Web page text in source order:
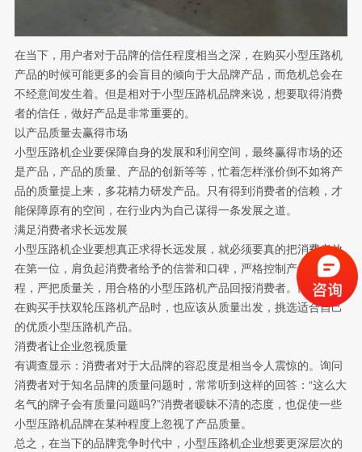
在当下，用户者对于品牌的信任程度相当之深，在购买小型压路机
产品的时候可能更多的会盲目的倾向于大品牌产品，而危机总会在
不经意间发生着。但是相对于小型压路机品牌来说，想要取得消费
者的信任，做好产品是非常重要的。
以产品质量去赢得市场
小型压路机企业要保障自身的发展和利润空间，最终赢得市场的还
是产品，产品的质量、产品的创新等等，忙着怎样涨价倒不如将产
品的质量提上来，多花精力研发产品。只有得到消费者的信赖，才
能保障原有的空间，在行业内为自己谋得一条发展之道。
满足消费者求长远发展
小型压路机企业要想真正求得长远发展，就必须要真的把消费者放
在第一位，肩负起消费者给予的信誉和口碑，严格控制产品生产过
程，严把质量关，用合格的小型压路机产品回报消费者。而消费者
在购买手扶双轮压路机产品时，也应该从质量出发，挑选适合自己
的优质小型压路机产品。
消费者让企业忽视质量
有调查显示：消费者对于大品牌的容忍度是相当令人震惊的。询问
消费者对于知名品牌的质量问题时，常常听到这样的回答：“这么大
名气的牌子会有质量问题吗?”消费者暧昧不清的态度，也促使一些
小型压路机品牌在某种程度上忽视了产品质量。
总之，在当下的品牌竞争时代中，小型压路机企业想要更深层次的